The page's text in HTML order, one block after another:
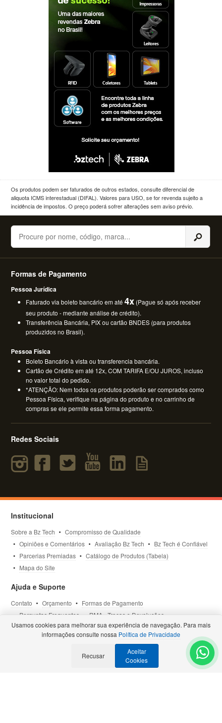
Os produtos podem ser faturados de outros estados, consulte diferencial de
aliquota ICMS interestadual (DIFAL). Valores para USO, se for revenda sujeito a
incidência de impostos. O preço poderá sofrer alterações sem aviso prévio.
Buscar
Formas de Pagamento
Pessoa Jurídica
Faturado via boleto bancário em até4x (Pague só após receber
seu produto - mediante análise de crédito).
Transferência Bancária, PIX ou cartão BNDES (para produtos
produzidos no Brasil).
Pessoa Física
Boleto Bancário à vista ou transferencia bancária.
Cartão de Crédito em até 12x, COM TARIFA E/OU JUROS, incluso
no valor total do pedido.
*ATENÇÃO: Nem todos os produtos poderão ser comprados como
Pessoa Física, verifique na página do produto e no carrinho de
compras se ele permite essa forma pagamento.
Redes Sociais
Institucional
Sobre a Bz Tech
Compromisso de Qualidade
Opiniões e Comentários
Avaliação Bz Tech
Bz Tech é Confiável
Parcerias Premiadas
Catálogo de Produtos (Tabela)
Mapa do Site
Ajuda e Suporte
Contato Orçamento
Formas de Pagamento
Perguntas Frequentes
RMA - Trocas e Devoluções
Política de Privacidade
Termos de Uso Site Seguro
Selos e Certificações- Veja todas as Parcerias Premiadas
Usamos cookies para melhorar sua experiência de navegação. Para mais
informações consulte nossa Política de Privacidade
Recusar
Aceitar
Cookies